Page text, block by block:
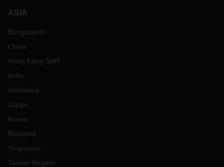
ASIA
Bangladesh
China
Hong Kong SAR
India
Indonesia
Japan
Korea
Malaysia
Singapore
Taiwan Region